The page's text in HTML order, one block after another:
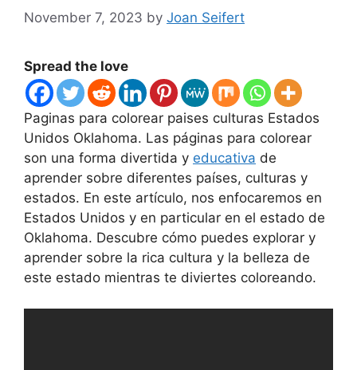
November 7, 2023 by Joan Seifert
Spread the love
Paginas para colorear paises culturas Estados
Unidos Oklahoma. Las páginas para colorear
son una forma divertida y educativa de
aprender sobre diferentes países, culturas y
estados. En este artículo, nos enfocaremos en
Estados Unidos y en particular en el estado de
Oklahoma. Descubre cómo puedes explorar y
aprender sobre la rica cultura y la belleza de
este estado mientras te diviertes coloreando.